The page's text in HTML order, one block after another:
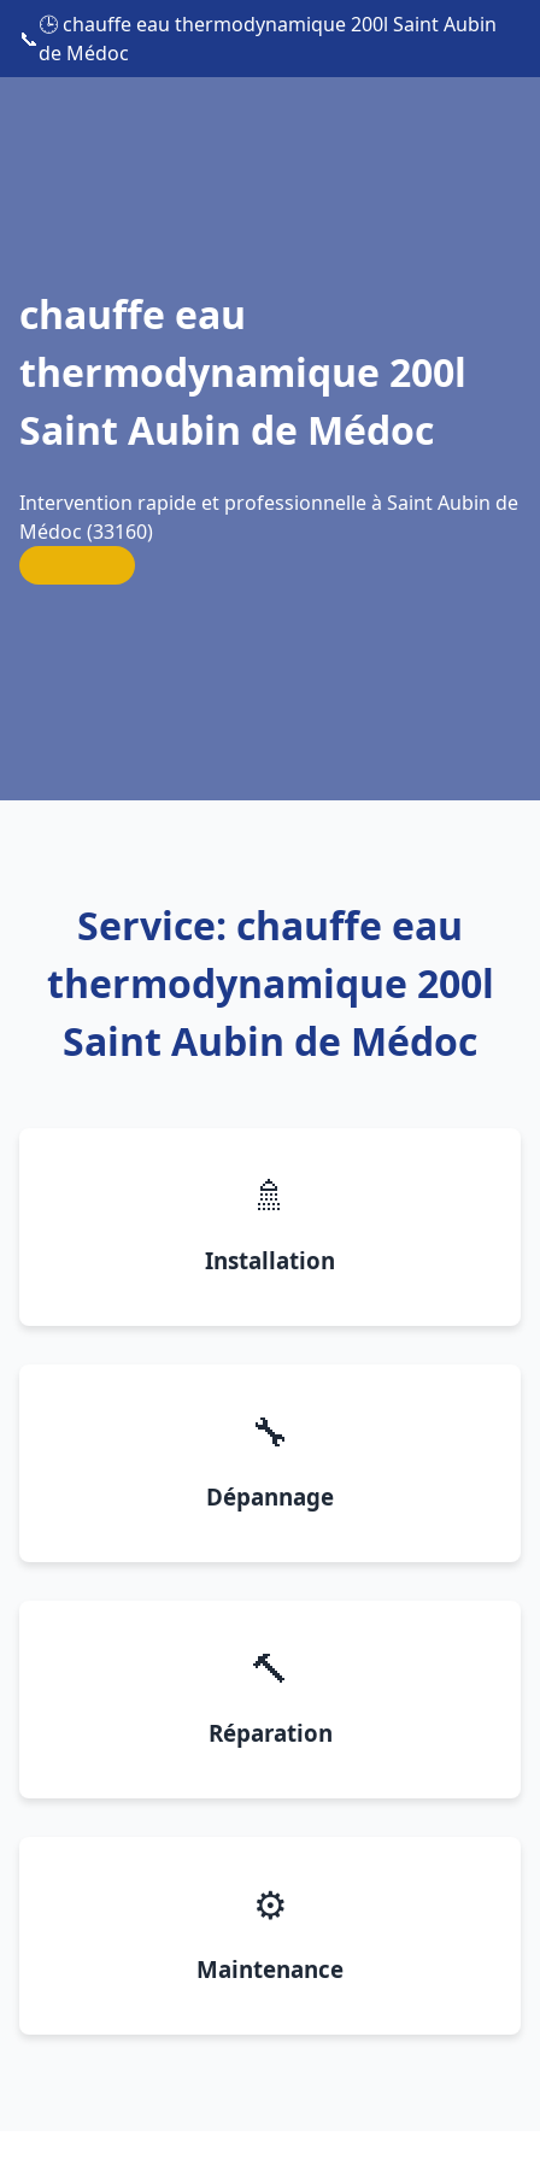
📞
🕒 chauffe eau thermodynamique 200l Saint Aubin
de Médoc
chauffe eau
thermodynamique 200l
Saint Aubin de Médoc
Intervention rapide et professionnelle à Saint Aubin de
Médoc (33160)
Service: chauffe eau
thermodynamique 200l
Saint Aubin de Médoc
🚿
Installation
🔧
Dépannage
🔨
Réparation
⚙️
Maintenance